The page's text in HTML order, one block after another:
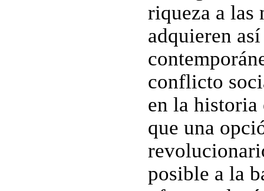
riqueza a las
adquieren
conflicto
en la historia
que una
posible a la